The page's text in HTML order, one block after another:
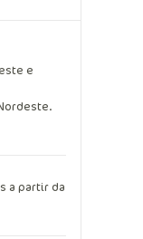
e
a partir da